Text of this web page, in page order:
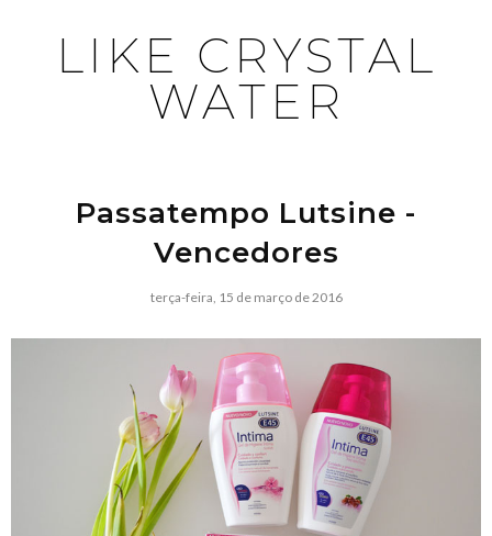
LIKE CRYSTAL
WATER
Passatempo Lutsine -
Vencedores
terça-feira, 15 de março de 2016